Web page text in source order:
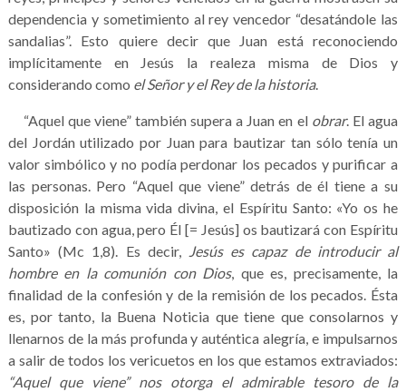
dependencia y sometimiento al rey vencedor “desatándole las
sandalias”. Esto quiere decir que Juan está reconociendo
implícitamente en Jesús la realeza misma de Dios y
considerando como el Señor y el Rey de la historia.
“Aquel que viene” también supera a Juan en el obrar. El agua
del Jordán utilizado por Juan para bautizar tan sólo tenía un
valor simbólico y no podía perdonar los pecados y purificar a
las personas. Pero “Aquel que viene” detrás de él tiene a su
disposición la misma vida divina, el Espíritu Santo: «Yo os he
bautizado con agua, pero Él [= Jesús] os bautizará con Espíritu
Santo» (Mc 1,8). Es decir, Jesús es capaz de introducir al
hombre en la comunión con Dios, que es, precisamente, la
finalidad de la confesión y de la remisión de los pecados. Ésta
es, por tanto, la Buena Noticia que tiene que consolarnos y
llenarnos de la más profunda y auténtica alegría, e impulsarnos
a salir de todos los vericuetos en los que estamos extraviados:
“Aquel que viene” nos otorga el admirable tesoro de la